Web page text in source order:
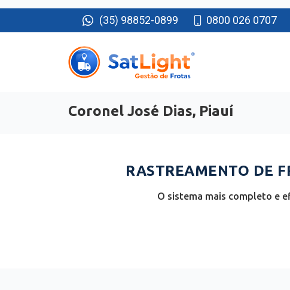
(35) 98852-0899 0800 026 0707
Coronel José Dias, Piauí
RASTREAMENTO DE
O sistema mais completo e